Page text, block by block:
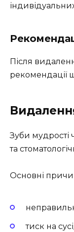
Після
рекомендації
Зуби
та
Основні
тиск на